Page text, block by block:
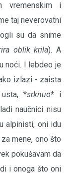
vremenskim i
taj neverovatni
su da snime
oblik krila). A
noći. I lebdeo je
izlazi - zaista
*srknuo* i
naučnici nisu
alpinisti, oni idu
mene, ono što
pokušavam da
i onoga što oni